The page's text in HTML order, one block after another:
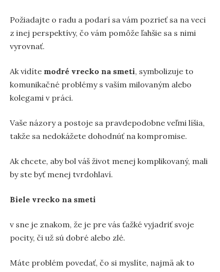
Požiadajte o radu a podarí sa vám pozrieť sa na veci
z inej perspektívy, čo vám pomôže ľahšie sa s nimi
vyrovnať.
Ak vidíte modré vrecko na smeti, symbolizuje to
komunikačné problémy s vaším milovaným alebo
kolegami v práci.
Vaše názory a postoje sa pravdepodobne veľmi líšia,
takže sa nedokážete dohodnúť na kompromise.
Ak chcete, aby bol váš život menej komplikovaný, mali
by ste byť menej tvrdohlaví.
Biele vrecko na smeti
v sne je znakom, že je pre vás ťažké vyjadriť svoje
pocity, či už sú dobré alebo zlé.
Máte problém povedať, čo si myslíte, najmä ak to